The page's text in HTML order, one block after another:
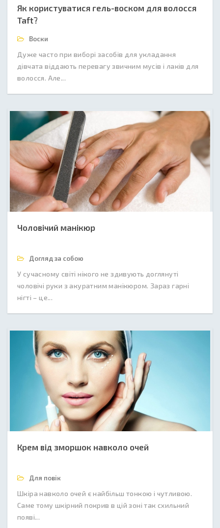
Як користуватися гель-воском для волосся
Taft?
Воски
Дуже часто при виборі засобів для укладання
дівчата віддають перевагу звичним мусів і лаків для
волосся. Але...
Чоловічий манікюр
Догляд за собою
У сучасному світі нікого не здивують доглянуті
чоловічі руки з акуратним манікюром. Зараз гарні
нігті – це...
Крем від зморшок навколо очей
Для повік
Шкіра навколо очей є найбільш тонкою і чутливою.
Саме тому шкірний покрив в цій зоні так схильний
появі...